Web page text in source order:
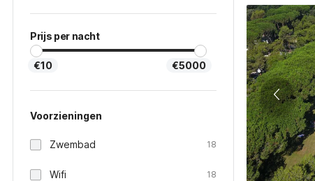
Prijs per nacht
€10 €5000
Voorzieningen
Zwembad 18
Wifi 18